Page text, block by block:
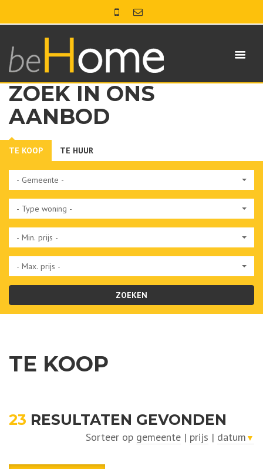
ZOEK IN ONS
AANBOD
- Gemeente -
- Type woning -
- Min. prijs -
- Max. prijs -
ZOEKEN
TE KOOP TE HUUR
TE KOOP
23 RESULTATEN GEVONDEN
Sorteer op gemeente | prijs | datum ▼